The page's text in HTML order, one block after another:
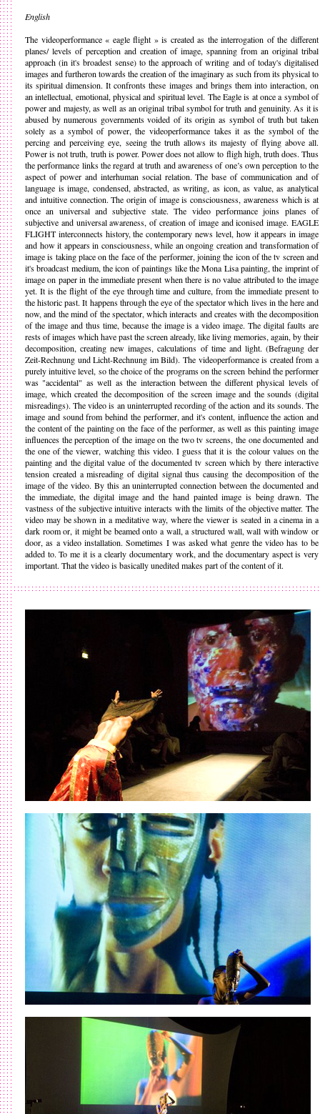
English
The videoperformance « eagle flight » is created as the interrogation of the different
planes/ levels of perception and creation of image, spanning from an original tribal
approach (in it's broadest sense) to the approach of writing and of today's digitalised
images and furtheron towards the creation of the imaginary as such from its physical to
its spiritual dimension. It confronts these images and brings them into interaction, on
an intellectual, emotional, physical and spiritual level. The Eagle is at once a symbol of
power and majesty, as well as an original tribal symbol for truth and genuinity. As it is
abused by numerous governments voided of its origin as symbol of truth but taken
solely as a symbol of power, the videoperformance takes it as the symbol of the
percing and perceiving eye, seeing the truth allows its majesty of flying above all.
Power is not truth, truth is power. Power does not allow to fligh high, truth does. Thus
the performance links the regard at truth and awareness of one’s own perception to the
aspect of power and interhuman social relation. The base of communication and of
language is image, condensed, abstracted, as writing, as icon, as value, as analytical
and intuitive connection. The origin of image is consciousness, awareness which is at
once an universal and subjective state. The video performance joins planes of
subjective and universal awareness, of creation of image and iconised image. EAGLE
FLIGHT interconnects history, the contemporary news level, how it appears in image
and how it appears in consciousness, while an ongoing creation and transformation of
image is taking place on the face of the performer, joining the icon of the tv screen and
it's broadcast medium, the icon of paintings like the Mona Lisa painting, the imprint of
image on paper in the immediate present when there is no value attributed to the image
yet. It is the flight of the eye through time and culture, from the immediate present to
the historic past. It happens through the eye of the spectator which lives in the here and
now, and the mind of the spectator, which interacts and creates with the decomposition
of the image and thus time, because the image is a video image. The digital faults are
rests of images which have past the screen already, like living memories, again, by their
decomposition, creating new images, calculations of time and light. (Befragung der
Zeit-Rechnung und Licht-Rechnung im Bild). The videoperformance is created from a
purely intuitive level, so the choice of the programs on the screen behind the performer
was "accidental" as well as the interaction between the different physical levels of
image, which created the decomposition of the screen image and the sounds (digital
misreadings). The video is an uninterrupted recording of the action and its sounds. The
image and sound from behind the performer, and it's content, influence the action and
the content of the painting on the face of the performer, as well as this painting image
influences the perception of the image on the two tv screens, the one documented and
the one of the viewer, watching this video. I guess that it is the colour values on the
painting and the digital value of the documented tv screen which by there interactive
tension created a misreading of digital signal thus causing the decomposition of the
image of the video. By this an uninterrupted connection between the documented and
the immediate, the digital image and the hand painted image is being drawn. The
vastness of the subjective intuitive interacts with the limits of the objective matter. The
video may be shown in a meditative way, where the viewer is seated in a cinema in a
dark room or, it might be beamed onto a wall, a structured wall, wall with window or
door, as a video installation. Sometimes I was asked what genre the video has to be
added to. To me it is a clearly documentary work, and the documentary aspect is very
important. That the video is basically unedited makes part of the content of it.